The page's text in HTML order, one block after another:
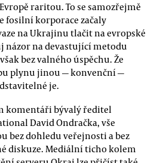
raritou. To se samozřejmě
fosilní korporace začaly
na Ukrajinu tlačit na evropské
názor na devastující metodu
bez valného úspěchu. Že
plynu jinou — konvenční —
je.
komentáři bývalý ředitel
David Ondračka, vše
bez dohledu veřejnosti a bez
diskuze. Mediální ticho kolem